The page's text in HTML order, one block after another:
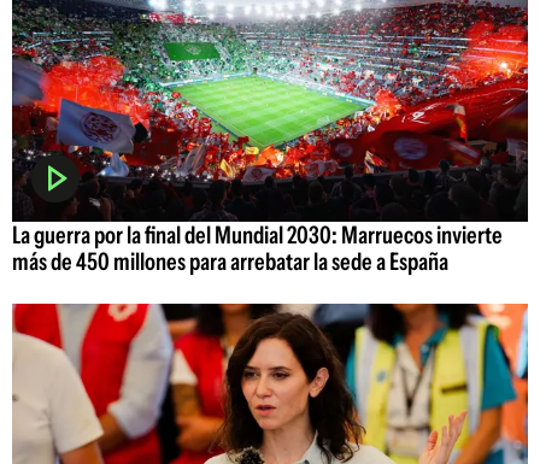
La guerra por la final del Mundial 2030: Marruecos invierte
más de 450 millones para arrebatar la sede a España